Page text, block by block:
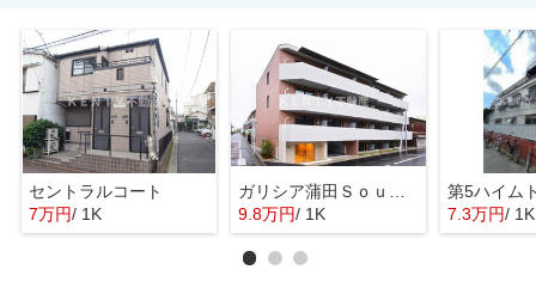
セントラルコート
7万円/ 1K
ガリシア蒲田Ｓｏｕｔｈ
9.8万円/ 1K
第5ハイム
7.3万円/ 1K